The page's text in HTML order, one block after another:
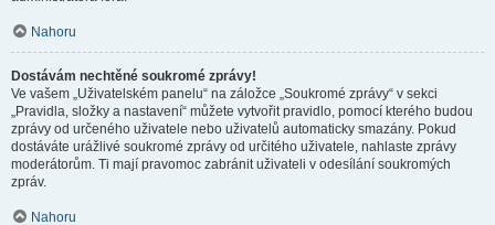
Nahoru
Dostávám nechtěné soukromé zprávy!
Ve vašem „Uživatelském panelu“ na záložce „Soukromé zprávy“ v sekci
„Pravidla, složky a nastavení“ můžete vytvořit pravidlo, pomocí kterého budou
zprávy od určeného uživatele nebo uživatelů automaticky smazány. Pokud
dostáváte urážlivé soukromé zprávy od určitého uživatele, nahlaste zprávy
moderátorům. Ti mají pravomoc zabránit uživateli v odesílání soukromých
zpráv.
Nahoru